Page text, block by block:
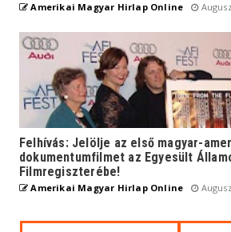
Amerikai Magyar Hirlap Online
Felhívás: Jelölje az első magyar-
dokumentumfilmet az Egyesült
Filmregiszterébe!
Amerikai Magyar Hirlap Online